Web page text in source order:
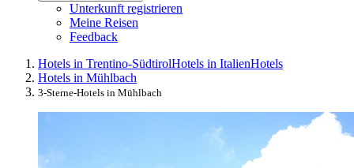
Unterkunft registrieren
Meine Reisen
Feedback
Hotels in Trentino-SüdtirolHotels in ItalienHotels
Hotels in Mühlbach
3-Sterne-Hotels in Mühlbach